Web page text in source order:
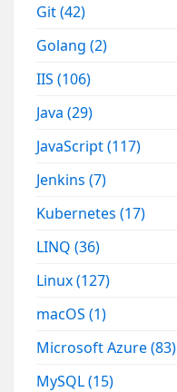
Git(42)
Golang(2)
IIS(106)
Java(29)
JavaScript(117)
Jenkins(7)
Kubernetes(17)
LINQ(36)
Linux(127)
macOS(1)
Microsoft Azure(83)
MySQL(15)